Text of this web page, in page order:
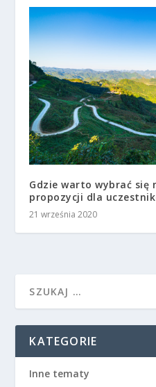
Gdzie warto wybrać się
propozycji dla
21 września 2020
KATEGORIE
Inne tematy